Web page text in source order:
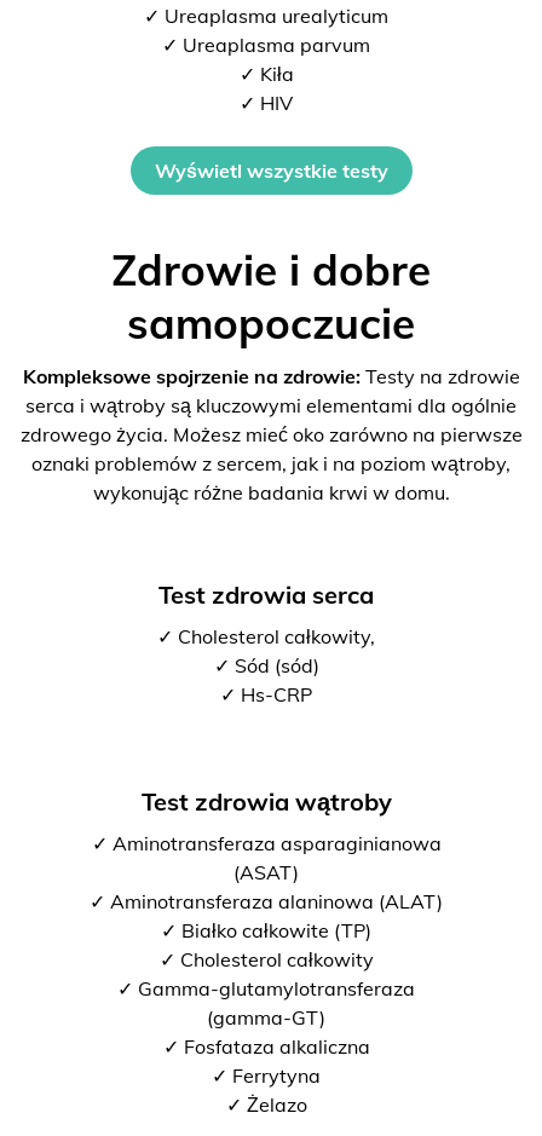
✓ Ureaplasma urealyticum
✓ Ureaplasma parvum
✓ Kiła
✓ HIV
Wyświetl wszystkie testy
Zdrowie i dobre
samopoczucie
Kompleksowe spojrzenie na zdrowie:Testy na zdrowie
serca i wątroby są kluczowymi elementami dla ogólnie
zdrowego życia. Możesz mieć oko zarówno na pierwsze
oznaki problemów z sercem, jak i na poziom wątroby,
wykonując różne badania krwi w domu.
Test zdrowia serca
✓ Cholesterol całkowity,
✓ Sód (sód)
✓ Hs-CRP
Test zdrowia wątroby
✓ Aminotransferaza asparaginianowa
(ASAT)
✓ Aminotransferaza alaninowa (ALAT)
✓ Białko całkowite (TP)
✓ Cholesterol całkowity
✓ Gamma-glutamylotransferaza
(gamma-GT)
✓ Fosfataza alkaliczna
✓ Ferrytyna
✓ Żelazo